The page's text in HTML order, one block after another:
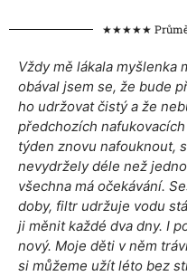
★★★★★
Vždy mě lákala myšlenka
obával jsem se, že bude
ho udržovat čistý a že
předchozích
týden znovu nafouknout,
nevydržely déle než
všechna má očekávání.
doby, filtr udržuje vodu
ji měnit každé dva dny. I
nový. Moje děti v něm
si můžeme užít léto bez